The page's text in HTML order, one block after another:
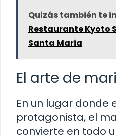
Quizás también te
Restaurante Kyoto
Santa Maria
El arte de
En un lugar donde
protagonista, el
convierte en todo